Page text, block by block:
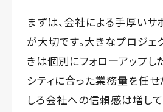
まずは、会社による手厚いサ
が大切です。大きなプロジェ
きは個別にフォローアップし
シティに合った業務量を任せ
しろ会社への信頼感は増して